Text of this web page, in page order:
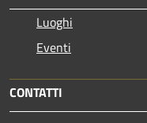
Luoghi
Eventi
CONTATTI